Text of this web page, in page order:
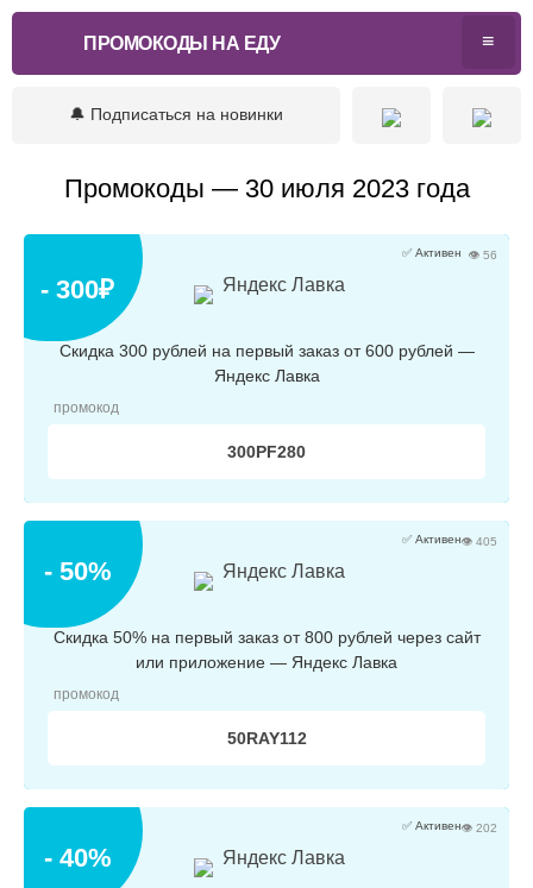
ПРОМОКОДЫ НА ЕДУ
🔔 Подписаться на новинки
Промокоды — 30 июля 2023 года
- 300₽ Яндекс Лавка
Скидка 300 рублей на первый заказ от 600 рублей —
Яндекс Лавка
✅ Активен 👁 56
промокод
300PF280
- 50% Яндекс Лавка
Скидка 50% на первый заказ от 800 рублей через сайт
или приложение — Яндекс Лавка
✅ Активен👁 405
промокод
50RAY112
- 40% Яндекс Лавка
✅ Активен👁 202